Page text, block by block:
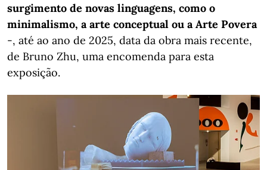
surgimento de novas linguagens, como o
minimalismo, a arte conceptual ou a Arte Povera
-, até ao ano de 2025, data da obra mais recente,
de Bruno Zhu, uma encomenda para esta
exposição.